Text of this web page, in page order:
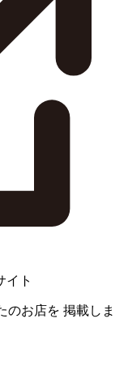
イト
のお店を 掲載しま